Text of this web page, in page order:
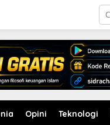
Opini Teknologi